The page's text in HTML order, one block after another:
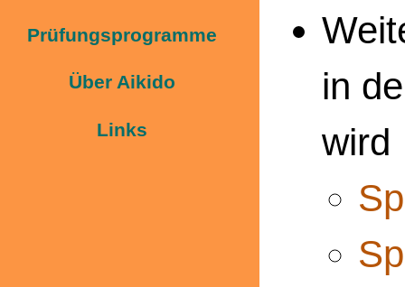
Prüfungsprogramme
Über Aikido
Links
in
wird